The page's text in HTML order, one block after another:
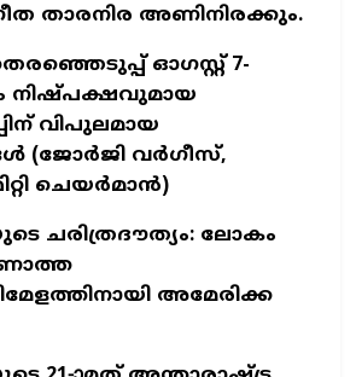
താരനിര അണിനിരക്കും.
ഓഗസ്റ്റ് 7-
നിഷ്പക്ഷവുമായ
വിപുലമായ
(ജോർജി വർഗീസ്,
ചെയർമാൻ)
ചരിത്രദൗത്യം: ലോകം
അമേരിക്ക